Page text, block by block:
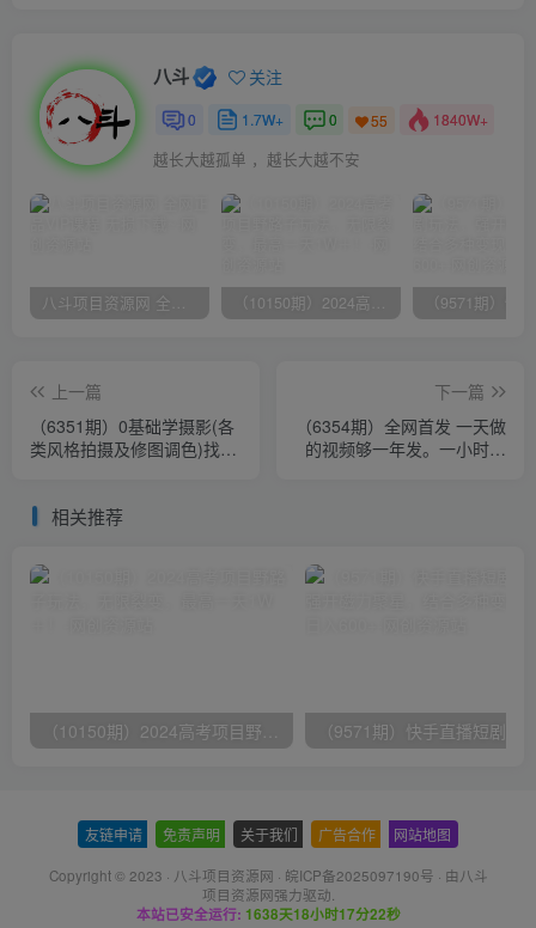
八斗 关注
0 1.7W+ 0 55 1840W+
越长大越孤单 ，越长大越不安
八斗项目资源网 全网正品VIP课程 无损下载~ （10150期）2024高考项目野路子玩法，无限裂变，最高一天1W＋！
上一篇
（6351期）0基础学摄影(各
类风格拍摄及修图调色)找准
下一篇
（6354期）全网首发 一天做
的视频够一年发。一小时收
相关推荐
（10150期）2024高考项目野路子玩法，无限裂变，最高一天1W＋！
友链申请 免责声明 关于我们 广告合作 网站地图
Copyright © 2023 · 八斗项目资源网 · 皖ICP备2025097190号 · 由八斗
项目资源网强力驱动.
本站已安全运行: 1638天18小时17分23秒